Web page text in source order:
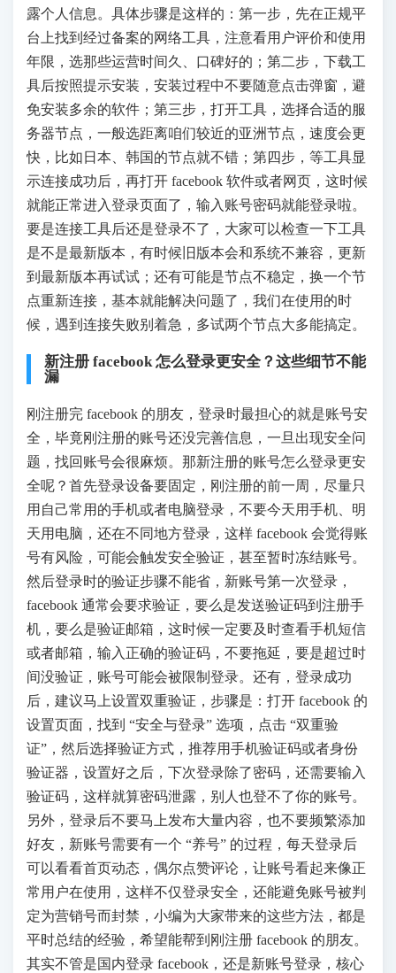
露个人信息。具体步骤是这样的：第一步，先在正规平
台上找到经过备案的网络工具，注意看用户评价和使用
年限，选那些运营时间久、口碑好的；第二步，下载工
具后按照提示安装，安装过程中不要随意点击弹窗，避
免安装多余的软件；第三步，打开工具，选择合适的服
务器节点，一般选距离咱们较近的亚洲节点，速度会更
快，比如日本、韩国的节点就不错；第四步，等工具显
示连接成功后，再打开 facebook 软件或者网页，这时候
就能正常进入登录页面了，输入账号密码就能登录啦。
要是连接工具后还是登录不了，大家可以检查一下工具
是不是最新版本，有时候旧版本会和系统不兼容，更新
到最新版本再试试；还有可能是节点不稳定，换一个节
点重新连接，基本就能解决问题了，我们在使用的时
候，遇到连接失败别着急，多试两个节点大多能搞定。
新注册 facebook 怎么登录更安全？这些细节不能
漏
刚注册完 facebook 的朋友，登录时最担心的就是账号安
全，毕竟刚注册的账号还没完善信息，一旦出现安全问
题，找回账号会很麻烦。那新注册的账号怎么登录更安
全呢？首先登录设备要固定，刚注册的前一周，尽量只
用自己常用的手机或者电脑登录，不要今天用手机、明
天用电脑，还在不同地方登录，这样 facebook 会觉得账
号有风险，可能会触发安全验证，甚至暂时冻结账号。
然后登录时的验证步骤不能省，新账号第一次登录，
facebook 通常会要求验证，要么是发送验证码到注册手
机，要么是验证邮箱，这时候一定要及时查看手机短信
或者邮箱，输入正确的验证码，不要拖延，要是超过时
间没验证，账号可能会被限制登录。还有，登录成功
后，建议马上设置双重验证，步骤是：打开 facebook 的
设置页面，找到 “安全与登录” 选项，点击 “双重验
证”，然后选择验证方式，推荐用手机验证码或者身份
验证器，设置好之后，下次登录除了密码，还需要输入
验证码，这样就算密码泄露，别人也登不了你的账号。
另外，登录后不要马上发布大量内容，也不要频繁添加
好友，新账号需要有一个 “养号” 的过程，每天登录后
可以看看首页动态，偶尔点赞评论，让账号看起来像正
常用户在使用，这样不仅登录安全，还能避免账号被判
定为营销号而封禁，小编为大家带来的这些方法，都是
平时总结的经验，希望能帮到刚注册 facebook 的朋友。
其实不管是国内登录 facebook，还是新账号登录，核心